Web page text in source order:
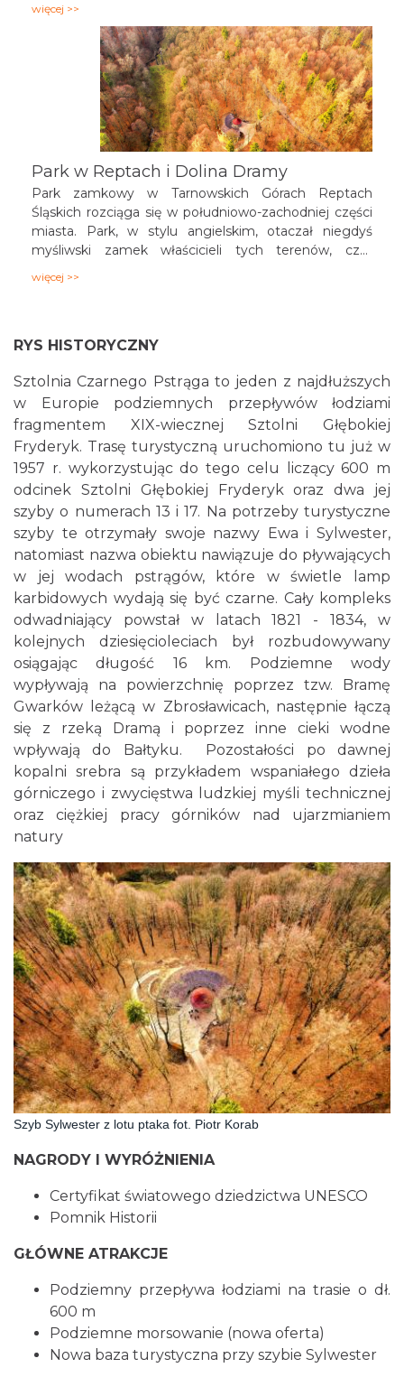
Górach tereny i obiekty, które przez dziesiątki, a
nawet setki lat były związane z górnictwem, dziś
wpisane są na światową listę dziedzictwa UNESCO
więcej >>
Park w Reptach i Dolina Dramy
Park zamkowy w Tarnowskich Górach Reptach
Śląskich rozciąga się w południowo-zachodniej części
miasta. Park, w stylu angielskim, otaczał niegdyś
myśliwski zamek właścicieli tych terenów, czyli
tutaj prestiżowe polowania. Po II wojnie światowej
ochroną w ramach Zespołu Przyrodniczo-
więcej >>
RYS HISTORYCZNY
Sztolnia Czarnego Pstrąga to jeden z najdłuższych
w Europie podziemnych przepływów łodziami
fragmentem XIX-wiecznej Sztolni Głębokiej
Fryderyk. Trasę turystyczną uruchomiono tu już w
1957 r. wykorzystując do tego celu liczący 600 m
odcinek Sztolni Głębokiej Fryderyk oraz dwa jej
szyby o numerach 13 i 17. Na potrzeby turystyczne
szyby te otrzymały swoje nazwy Ewa i Sylwester,
natomiast nazwa obiektu nawiązuje do pływających
w jej wodach pstrągów, które w świetle lamp
karbidowych wydają się być czarne. Cały kompleks
odwadniający powstał w latach 1821 - 1834, w
kolejnych dziesięcioleciach był rozbudowywany
osiągając długość 16 km. Podziemne wody
wypływają na powierzchnię poprzez tzw. Bramę
Gwarków leżącą w Zbrosławicach, następnie łączą
się z rzeką Dramą i poprzez inne cieki wodne
wpływają do Bałtyku. Pozostałości po dawnej
kopalni srebra są przykładem wspaniałego dzieła
górniczego i zwycięstwa ludzkiej myśli technicznej
oraz ciężkiej pracy górników nad ujarzmianiem
natury
Szyb Sylwester z lotu ptaka fot. Piotr Korab
NAGRODY I WYRÓŻNIENIA
Certyfikat światowego dziedzictwa UNESCO
Pomnik Historii
GŁÓWNE ATRAKCJE
Podziemny przepływa łodziami na trasie o dł.
600 m
Podziemne morsowanie (nowa oferta)
Nowa baza turystyczna przy szybie Sylwester